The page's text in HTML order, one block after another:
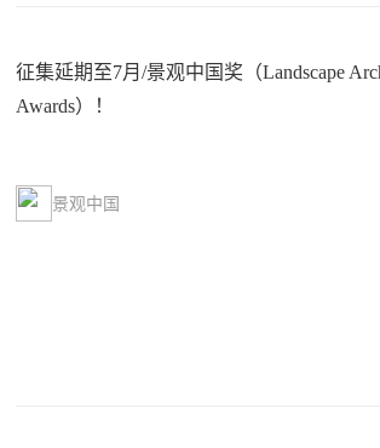
征集延期至7月/景观中国奖（Landscape
Awards）！
景观中国